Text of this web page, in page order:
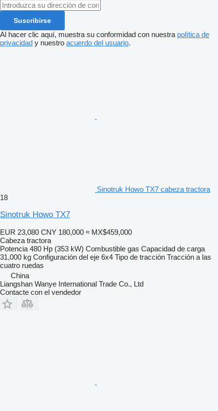
Suscribirse
Al hacer clic aquí, muestra su conformidad con nuestra política de
privacidad y nuestro acuerdo del usuario.
Sinotruk Howo TX7 cabeza tractora
18
Sinotruk Howo TX7
EUR 23,080 CNY 180,000 ≈ MX$459,000
Cabeza tractora
Potencia 480 Hp (353 kW) Combustible gas Capacidad de carga
31,000 kg Configuración del eje 6x4 Tipo de tracción Tracción a las
cuatro ruedas
China
Liangshan Wanye International Trade Co., Ltd
Contacte con el vendedor